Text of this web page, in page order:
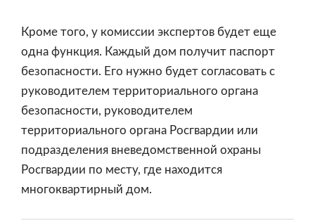
Кроме того, у комиссии экспертов будет еще
одна функция. Каждый дом получит паспорт
безопасности. Его нужно будет согласовать с
руководителем территориального органа
безопасности, руководителем
территориального органа Росгвардии или
подразделения вневедомственной охраны
Росгвардии по месту, где находится
многоквартирный дом.